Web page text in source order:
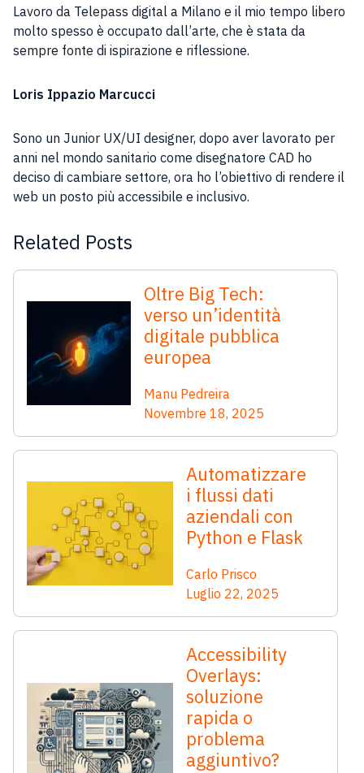
Lavoro da Telepass digital a Milano e il mio tempo libero
molto spesso è occupato dall’arte, che è stata da
sempre fonte di ispirazione e riflessione.
Loris Ippazio Marcucci
Sono un Junior UX/UI designer, dopo aver lavorato per
anni nel mondo sanitario come disegnatore CAD ho
deciso di cambiare settore, ora ho l’obiettivo di rendere il
web un posto più accessibile e inclusivo.
Related Posts
Oltre Big Tech:
verso un’identità
digitale pubblica
europea
Manu Pedreira
Novembre 18, 2025
Automatizzare
i flussi dati
aziendali con
Python e Flask
Carlo Prisco
Luglio 22, 2025
Accessibility
Overlays:
soluzione
rapida o
problema
aggiuntivo?